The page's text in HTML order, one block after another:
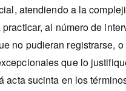
atendiendo a la
al número de
no pudieran registrarse,
que lo
acta sucinta en los